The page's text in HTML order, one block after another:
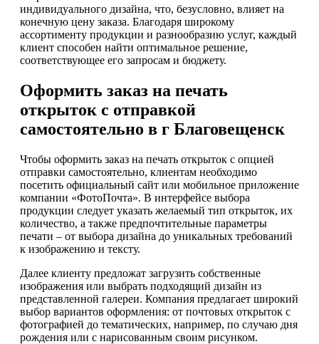
индивидуального дизайна, что, безусловно, влияет на
конечную цену заказа. Благодаря широкому
ассортименту продукции и разнообразию услуг, каждый
клиент способен найти оптимальное решение,
соответствующее его запросам и бюджету.
Оформить заказ на печать
открыток с отправкой
самостоятельно в г Благовещенск
Чтобы оформить заказ на печать открыток с опцией
отправки самостоятельно, клиентам необходимо
посетить официальный сайт или мобильное приложение
компании «ФотоПочта». В интерфейсе выбора
продукции следует указать желаемый тип открыток, их
количество, а также предпочтительные параметры
печати – от выбора дизайна до уникальных требований
к изображению и тексту.
Далее клиенту предложат загрузить собственные
изображения или выбрать подходящий дизайн из
представленной галереи. Компания предлагает широкий
выбор вариантов оформления: от почтовых открыток с
фотографией до тематических, например, по случаю дня
рождения или с нарисованным своим рисунком.